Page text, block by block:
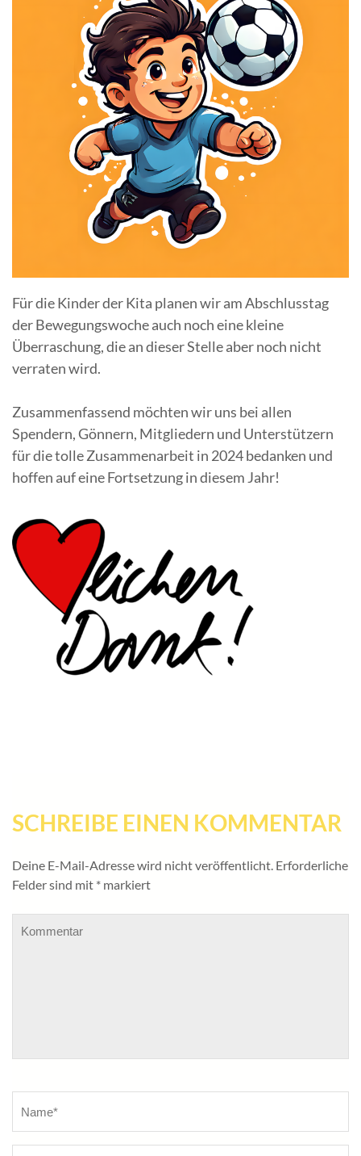
Für die Kinder der Kita planen wir am Abschlusstag
der Bewegungswoche auch noch eine kleine
Überraschung, die an dieser Stelle aber noch nicht
verraten wird.
Zusammenfassend möchten wir uns bei allen
Spendern, Gönnern, Mitgliedern und Unterstützern
für die tolle Zusammenarbeit in 2024 bedanken und
hoffen auf eine Fortsetzung in diesem Jahr!
SCHREIBE EINEN KOMMENTAR
Deine E-Mail-Adresse wird nicht veröffentlicht. Erforderliche
Felder sind mit * markiert